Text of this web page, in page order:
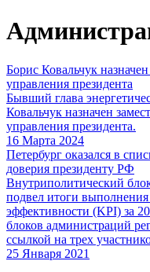
Борис Ковальчук
управления президента
Бывший глава
Ковальчук назначен
управления президента.
16 Марта 2024
Петербург оказался в
доверия президенту РФ
Внутриполитический
подвел итоги
эффективности (KPI) за
блоков администраций
ссылкой на трех
25 Января 2021